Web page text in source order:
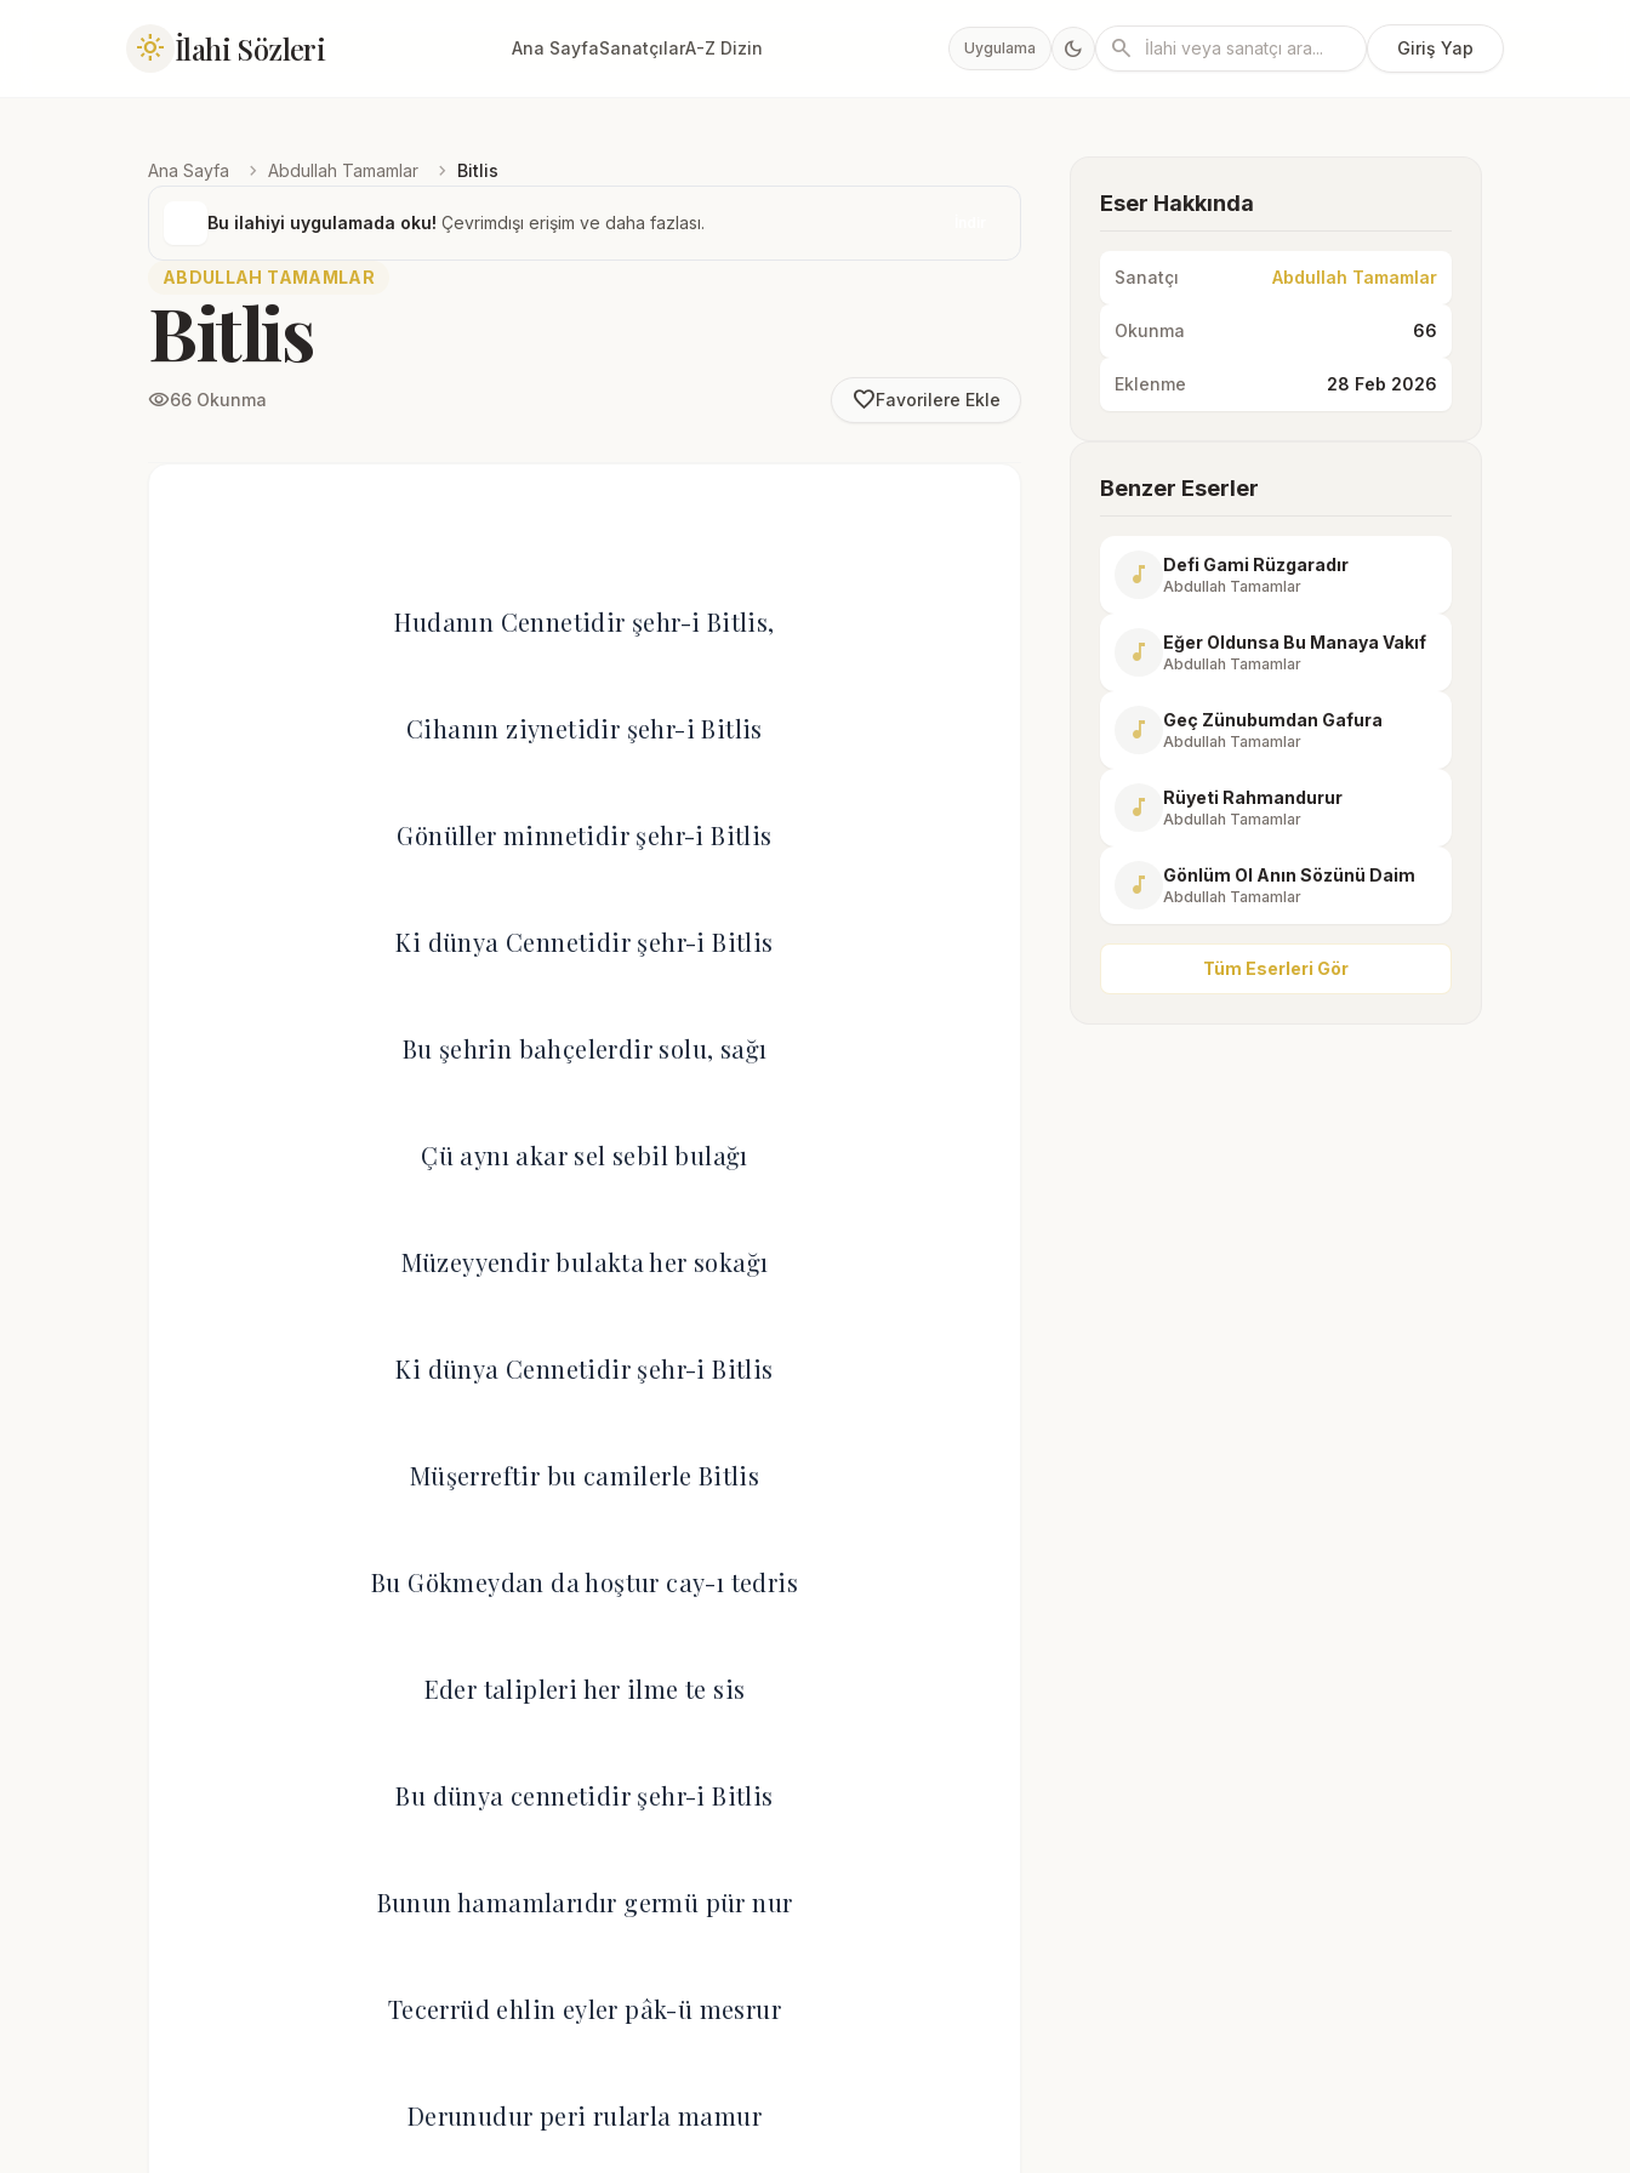
light_mode İlahi Sözleri Ana SayfaSanatçılarA-Z Dizin Uygulama dark_mode search Giriş Yap
Ana Sayfa chevron_right Abdullah Tamamlar chevron_right Bitlis
Bu ilahiyi uygulamada oku! Çevrimdışı erişim ve daha fazlası.
ABDULLAH TAMAMLAR
Bitlis
visibility66 Okunma favorite_borderFavorilere Ekle
Hudanın Cennetidir şehr-i Bitlis,
Cihanın ziynetidir şehr-i Bitlis
Gönüller minnetidir şehr-i Bitlis
Ki dünya Cennetidir şehr-i Bitlis
Bu şehrin bahçelerdir solu, sağı
Çü aynı akar sel sebil bulağı
Müzeyyendir bulakta her sokağı
Ki dünya Cennetidir şehr-i Bitlis
Müşerreftir bu camilerle Bitlis
Bu Gökmeydan da hoştur cay-ı tedris
Eder talipleri her ilme te sis
Bu dünya cennetidir şehr-i Bitlis
Bunun hamamlarıdır germü pür nur
Tecerrüd ehlin eyler pâk-ü mesrur
Derunudur peri rularla mamur
Eser Hakkında
Sanatçı Abdullah Tamamlar
Okunma 66
Eklenme 28 Feb 2026
Benzer Eserler
music_note Defi Gami Rüzgaradır
Abdullah Tamamlar
music_note Eğer Oldunsa Bu Manaya Vakıf
Abdullah Tamamlar
music_note Geç Zünubumdan Gafura
Abdullah Tamamlar
music_note Rüyeti Rahmandurur
Abdullah Tamamlar
music_note Gönlüm Ol Anın Sözünü Daim
Abdullah Tamamlar
Tüm Eserleri Gör